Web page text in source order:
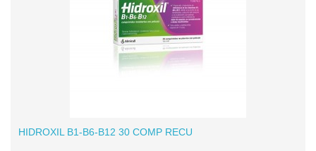
HIDROXIL B1-B6-B12 30 COMP RECU